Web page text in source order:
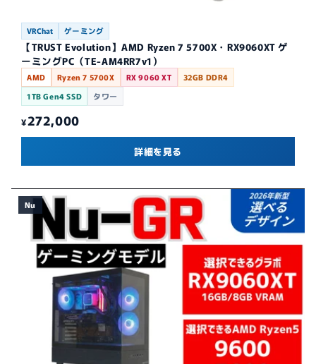
VRChat ゲーミング
【TRUST Evolution】AMD Ryzen 7 5700X・RX9060XT ゲ
ーミングPC（TE-AM4RR7v1）
AMD Ryzen 7 5700X RX 9060 XT
32GB DDR4
1TB Gen4 SSD
タワー
¥272,000
詳細を見る
Nu